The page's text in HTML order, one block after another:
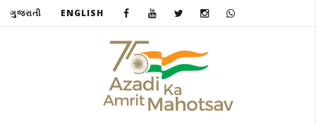
ગુજરાતી ENGLISH